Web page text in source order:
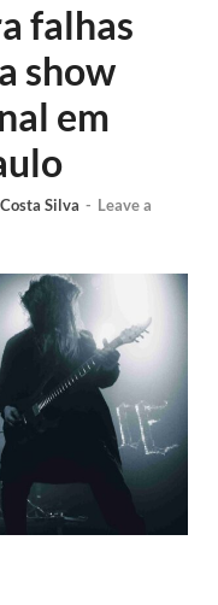
falhas
show
em
Silva - Leave a